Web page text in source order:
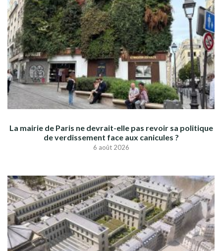
La mairie de Paris ne devrait-elle pas revoir sa politique
de verdissement face aux canicules ?
6 août 2026